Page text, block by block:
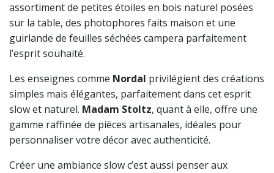
assortiment de petites étoiles en bois naturel posées
sur la table, des photophores faits maison et une
guirlande de feuilles séchées campera parfaitement
l’esprit souhaité.
Les enseignes comme Nordal privilégient des créations
simples mais élégantes, parfaitement dans cet esprit
slow et naturel. Madam Stoltz, quant à elle, offre une
gamme raffinée de pièces artisanales, idéales pour
personnaliser votre décor avec authenticité.
Créer une ambiance slow c’est aussi penser aux